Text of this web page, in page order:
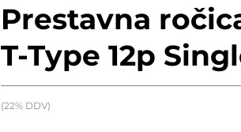
Prestavna
T-Type 12p
(22% DDV)